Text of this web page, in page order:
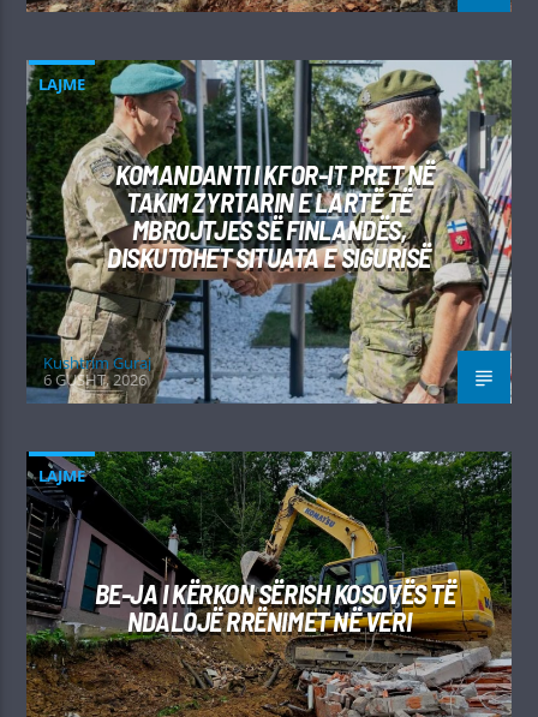
LAJME
KOMANDANTI I KFOR-IT PRET NË
TAKIM ZYRTARIN E LARTË TË
MBROJTJES SË FINLANDËS,
DISKUTOHET SITUATA E SIGURISË
Kushtrim Guraj
6 GUSHT, 2026
LAJME
BE-JA I KËRKON SËRISH KOSOVËS TË
NDALOJË RRËNIMET NË VERI